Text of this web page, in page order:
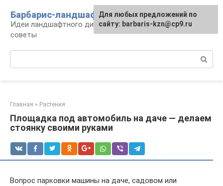
контенту
Барбарис-ландшафт
Идеи ландшафтного дизайна, правила и
советы
Главная » Растения
Площадка под автомобиль на даче — делаем
стоянку своими руками
Вопрос парковки машины на даче, садовом или
Для любых предложений по
сайту: barbaris-kzn@cp9.ru